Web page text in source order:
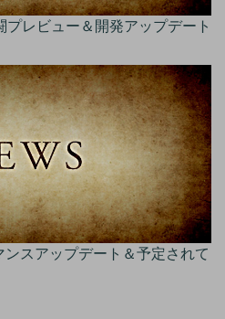
レビュー＆開発アップデート
スアップデート＆予定されて